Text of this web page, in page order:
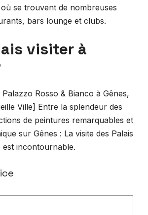
se trouvent de nombreuses
bars lounge et clubs.
visiter à
Rosso & Bianco à Gênes,
Ville] Entre la splendeur des
de peintures remarquables et
sur Gênes : La visite des Palais
est incontournable.